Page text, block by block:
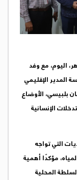
اليوم، مع وفد
المدير الإقليمي
بلبيسي، الأوضاع
الإنسانية
التي تواجه
مؤكدًا أهمية
المحلية